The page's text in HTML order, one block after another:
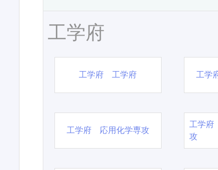
工学府
工学府 工学府 工学
工学府 応用化学専攻
工学府
攻